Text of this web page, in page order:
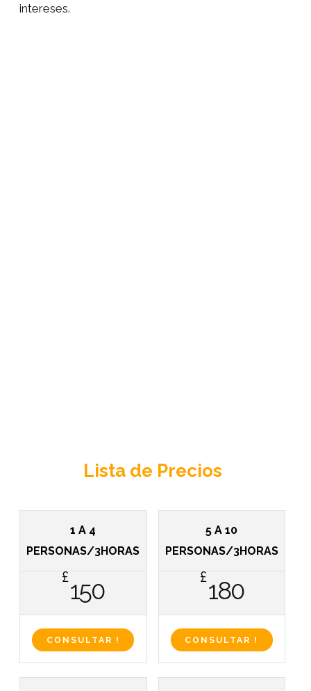
intereses.
Lista de Precios
1 A 4
PERSONAS/3HORAS
£150
CONSULTAR !
5 A 10
PERSONAS/3HORAS
£180
CONSULTAR !